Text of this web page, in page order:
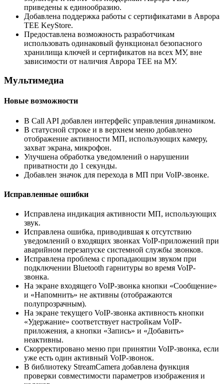
приведены к единообразию.
Добавлена поддержка работы с сертификатами в Аврора
TEE KeyStore.
Предоставлена возможность разработчикам
использовать одинаковый функционал безопасного
хранилища ключей и сертификатов на всех МУ, вне
зависимости от наличия Аврора TEE на МУ.
Мультимедиа
Новые возможности
В Call API добавлен интерфейс управления динамиком.
В статусной строке и в верхнем меню добавлено
отображение активности МП, использующих камеру,
захват экрана, микрофон.
Улучшена обработка уведомлений о нарушении
приватности до 1 секунды.
Добавлен значок для перехода в МП при VoIP-звонке.
Исправленные ошибки
Исправлена индикация активности МП, использующих
звук.
Исправлена ошибка, приводившая к отсутствию
уведомлений о входящих звонках VoIP-приложений при
аварийном перезапуске системной службы звонков.
Исправлена проблема с пропадающим звуком при
подключении Bluetooth гарнитуры во время VoIP-
звонка.
На экране входящего VoIP-звонка кнопки «Сообщение»
и «Напомнить» не активны (отображаются
полупрозрачным).
На экране текущего VoIP-звонка активность кнопки
«Удержание» соответствует настройкам VoIP-
приложения, а кнопки «Запись» и «Добавить»
неактивны.
Скорректировано меню при принятии VoIP-звонка, если
уже есть один активный VoIP-звонок.
В библиотеку StreamCamera добавлена функция
проверки совместимости параметров изображения и